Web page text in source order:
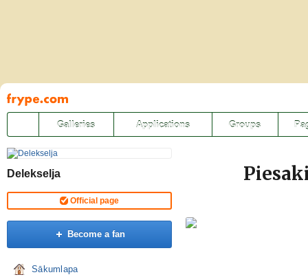
Pāriet
uz
saturu
Galleries Applications Groups
Delekselja
Official page
Become a fan
Sākumlapa